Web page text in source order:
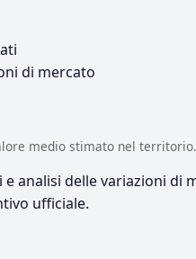
di mercato
medio stimato nel territorio.
analisi delle variazioni di
ufficiale.